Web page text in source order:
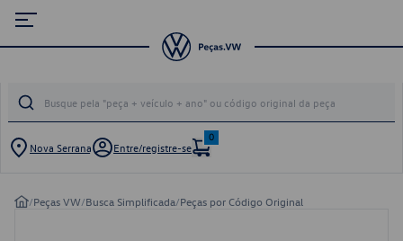
Nova Serrana Entre/registre-se
0
/Peças VW/Busca Simplificada/Peças por Código Original